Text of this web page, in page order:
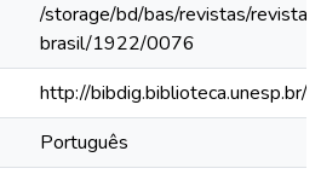
/storage/bd/bas/revistas/
brasil/1922/0076
http://
Português